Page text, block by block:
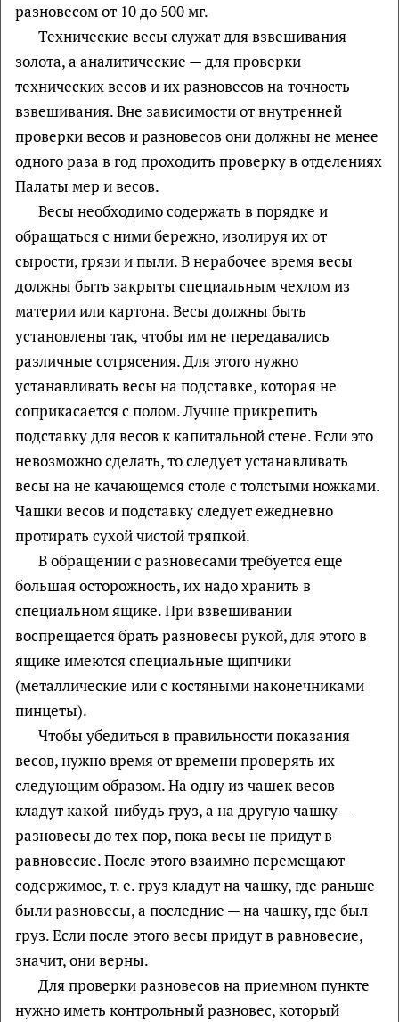
разновесом от 10 до 500 мг.
Технические весы служат для взвешивания
золота, а аналитические — для проверки
технических весов и их разновесов на точность
взвешивания. Вне зависимости от внутренней
проверки весов и разновесов они должны не менее
одного раза в год проходить проверку в отделениях
Палаты мер и весов.
Весы необходимо содержать в порядке и
обращаться с ними бережно, изолируя их от
сырости, грязи и пыли. В нерабочее время весы
должны быть закрыты специальным чехлом из
материи или картона. Весы должны быть
установлены так, чтобы им не передавались
различные сотрясения. Для этого нужно
устанавливать весы на подставке, которая не
соприкасается с полом. Лучше прикрепить
подставку для весов к капитальной стене. Если это
невозможно сделать, то следует устанавливать
весы на не качающемся столе с толстыми ножками.
Чашки весов и подставку следует ежедневно
протирать сухой чистой тряпкой.
В обращении с разновесами требуется еще
большая осторожность, их надо хранить в
специальном ящике. При взвешивании
воспрещается брать разновесы рукой, для этого в
ящике имеются специальные щипчики
(металлические или с костяными наконечниками
пинцеты).
Чтобы убедиться в правильности показания
весов, нужно время от времени проверять их
следующим образом. На одну из чашек весов
кладут какой-нибудь груз, а на другую чашку —
разновесы до тех пор, пока весы не придут в
равновесие. После этого взаимно перемещают
содержимое, т. е. груз кладут на чашку, где раньше
были разновесы, а последние — на чашку, где был
груз. Если после этого весы придут в равновесие,
значит, они верны.
Для проверки разновесов на приемном пункте
нужно иметь контрольный разновес, который